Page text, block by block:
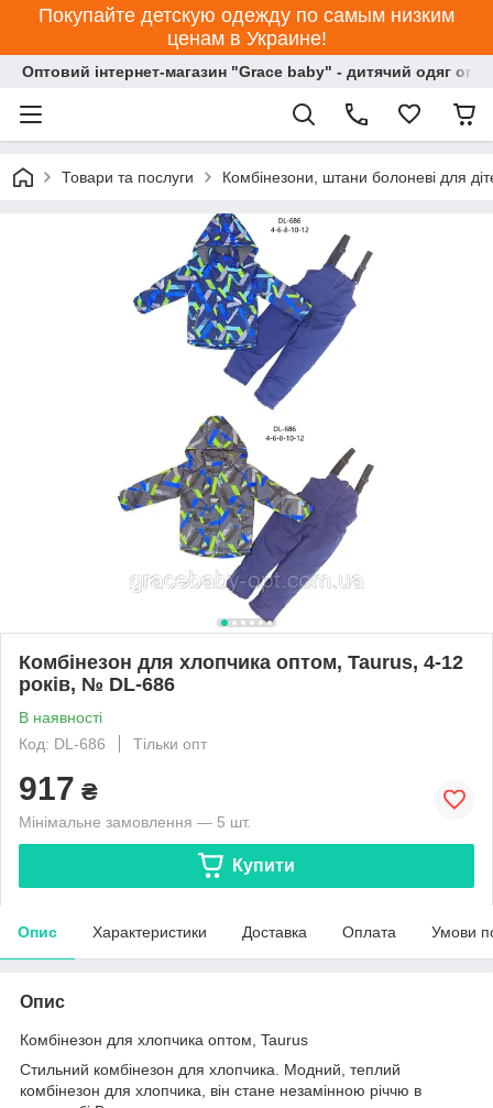
Покупайте детскую одежду по самым низким
ценам в Украине!
Оптовий інтернет-магазин "Grace baby" - дитячий одяг
Товари та послуги Комбінезони, штани болоневі для
Комбінезон для хлопчика оптом, Taurus, 4-12
років, № DL-686
В наявності
Код: DL-686
Тільки опт
917 ₴
Мінімальне замовлення — 5 шт.
Купити
Опис Характеристики Доставка Оплата Умови
Опис
Комбінезон для хлопчика оптом, Taurus
Стильний комбінезон для хлопчика. Модний, теплий
комбінезон для хлопчика, він стане незамінною річчю в